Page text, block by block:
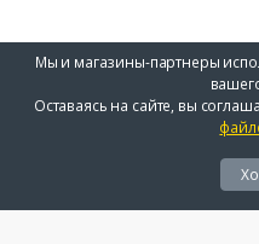
Мы и магазины-партнеры
Оставаясь на сайте, вы